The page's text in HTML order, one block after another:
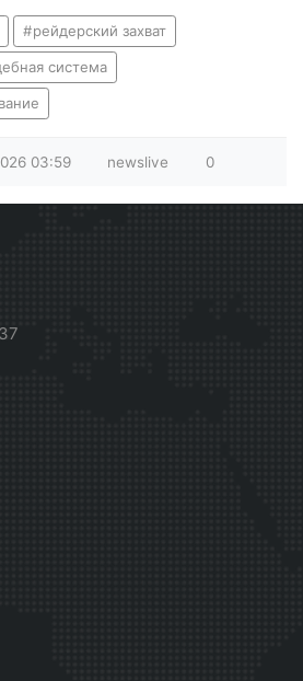
рейдерский захват
система
03:59 newslive 0